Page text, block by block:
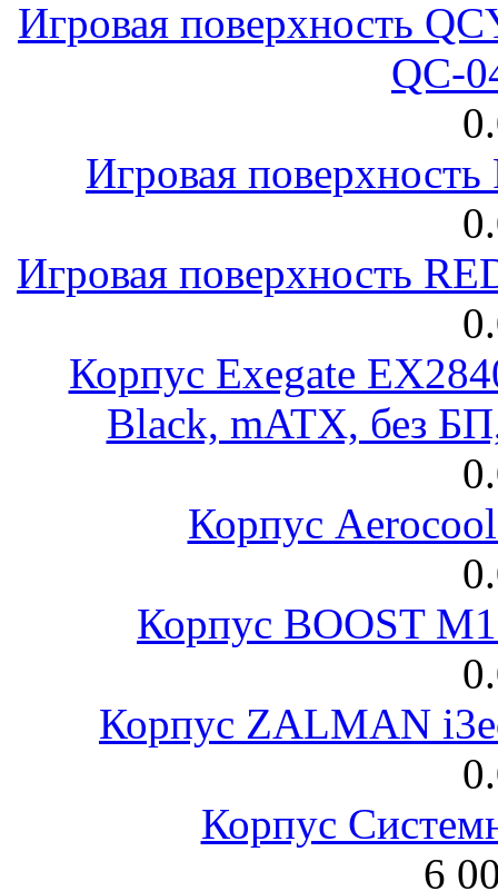
Игровая поверхность
QC-
Игровая
Игровая поверхность
Корпус Exegate
Black, mATX, без
Корпус
Корпус BOOST
Корпус ZALMAN
Корпус
6